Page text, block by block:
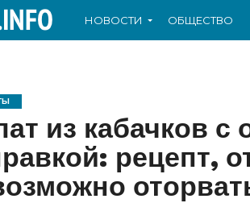
НОВОСТИ ОБЩЕСТВО
из кабачков
рецепт,